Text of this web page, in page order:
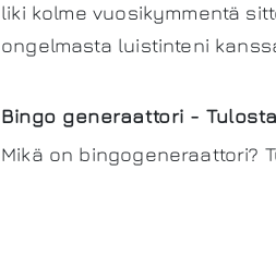
liki kolme vuosikymmentä
ongelmasta luistinteni
Bingo generaattori -
Mikä on bingogeneraattori?